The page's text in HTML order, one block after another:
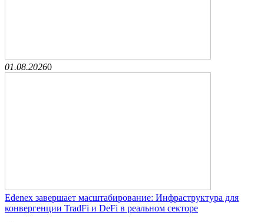
01.08.20260
Edenex завершает масштабирование: Инфраструктура для
конвергенции TradFi и DeFi в реальном секторе